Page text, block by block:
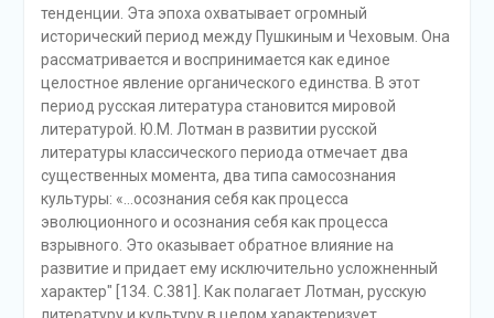
тенденции. Эта эпоха охватывает огромный
исторический период между Пушкиным и Чеховым. Она
рассматривается и воспринимается как единое
целостное явление органического единства. В этот
период русская литература становится мировой
литературой. Ю.М. Лотман в развитии русской
литературы классического периода отмечает два
существенных момента, два типа самосознания
культуры: «…осознания себя как процесса
эволюционного и осознания себя как процесса
взрывного. Это оказывает обратное влияние на
развитие и придает ему исключительно усложненный
характер" [134. С.381]. Как полагает Лотман, русскую